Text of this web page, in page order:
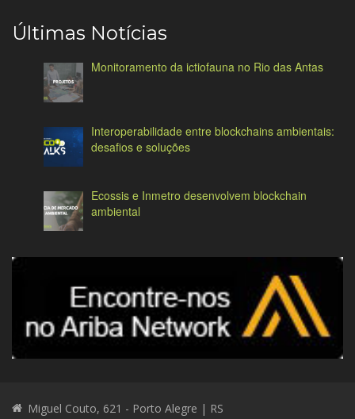
Últimas Notícias
Monitoramento da ictiofauna no Rio das Antas
Interoperabilidade entre blockchains ambientais:
desafios e soluções
Ecossis e Inmetro desenvolvem blockchain
ambiental
Miguel Couto, 621 - Porto Alegre | RS